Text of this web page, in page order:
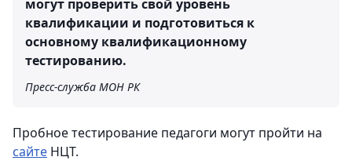
могут проверить свой уровень
квалификации и подготовиться к
основному квалификационному
тестированию.
Пресс-служба МОН РК
Пробное тестирование педагоги могут пройти на
сайте НЦТ.